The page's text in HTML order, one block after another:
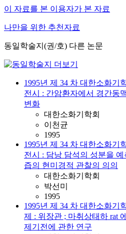
이 자료를 본 이용자가 본 자료
나만을 위한 추천자료
동일학술지(권/호) 다른 논문
1995년 제 34 차 대한소화기
전시 : 간암환자에서 경간동
변화
대한소화기학회
이천균
1995
1995년 제 34 차 대한소화기
전시 : 담낭 담석의 성분을
즙의 현미경적 관찰의 의의
대한소화기학회
박선미
1995
1995년 제 34 차 대한소화기
제 : 위장관 ; 마취상태하 rat
제기전에 관한 연구